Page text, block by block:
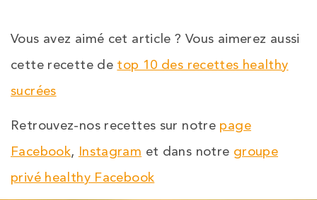
Vous avez aimé cet article ? Vous aimerez aussi
cette recette de top 10 des recettes healthy
sucrées
Retrouvez-nos recettes sur notre page
Facebook, Instagram et dans notre groupe
privé healthy Facebook